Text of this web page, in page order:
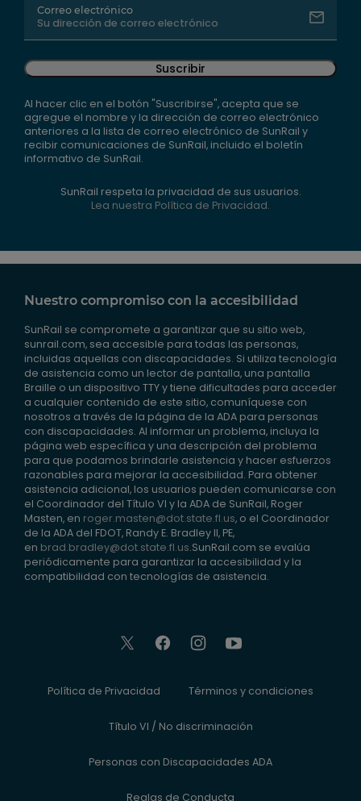
Correo electrónico
Suscribir
Al hacer clic en el botón "Suscribirse", acepta que se
agregue el nombre y la dirección de correo electrónico
anteriores a la lista de correo electrónico de SunRail y
recibir comunicaciones de SunRail, incluido el boletín
informativo de SunRail.
SunRail respeta la privacidad de sus usuarios.
Lea nuestra Política de Privacidad.
Nuestro compromiso con la accesibilidad
SunRail se compromete a garantizar que su sitio web,
sunrail.com, sea accesible para todas las personas,
incluidas aquellas con discapacidades. Si utiliza tecnología
de asistencia como un lector de pantalla, una pantalla
Braille o un dispositivo TTY y tiene dificultades para acceder
a cualquier contenido de este sitio, comuníquese con
nosotros a través de la página de la ADA para personas
con discapacidades. Al informar un problema, incluya la
página web específica y una descripción del problema
para que podamos brindarle asistencia y hacer esfuerzos
razonables para mejorar la accesibilidad. Para obtener
asistencia adicional, los usuarios pueden comunicarse con
el Coordinador del Título VI y la ADA de SunRail, Roger
Masten, en roger.masten@dot.state.fl.us, o el Coordinador
de la ADA del FDOT, Randy E. Bradley II, PE,
en brad.bradley@dot.state.fl.us.SunRail.com se evalúa
periódicamente para garantizar la accesibilidad y la
compatibilidad con tecnologías de asistencia.
Política de Privacidad Términos y condiciones
Título VI / No discriminación
Personas con Discapacidades ADA
Reglas de Conducta